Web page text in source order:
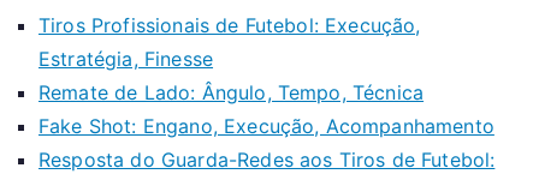
Tiros Profissionais de Futebol: Execução,
Estratégia, Finesse
Remate de Lado: Ângulo, Tempo, Técnica
Fake Shot: Engano, Execução, Acompanhamento
Resposta do Guarda-Redes aos Tiros de Futebol: